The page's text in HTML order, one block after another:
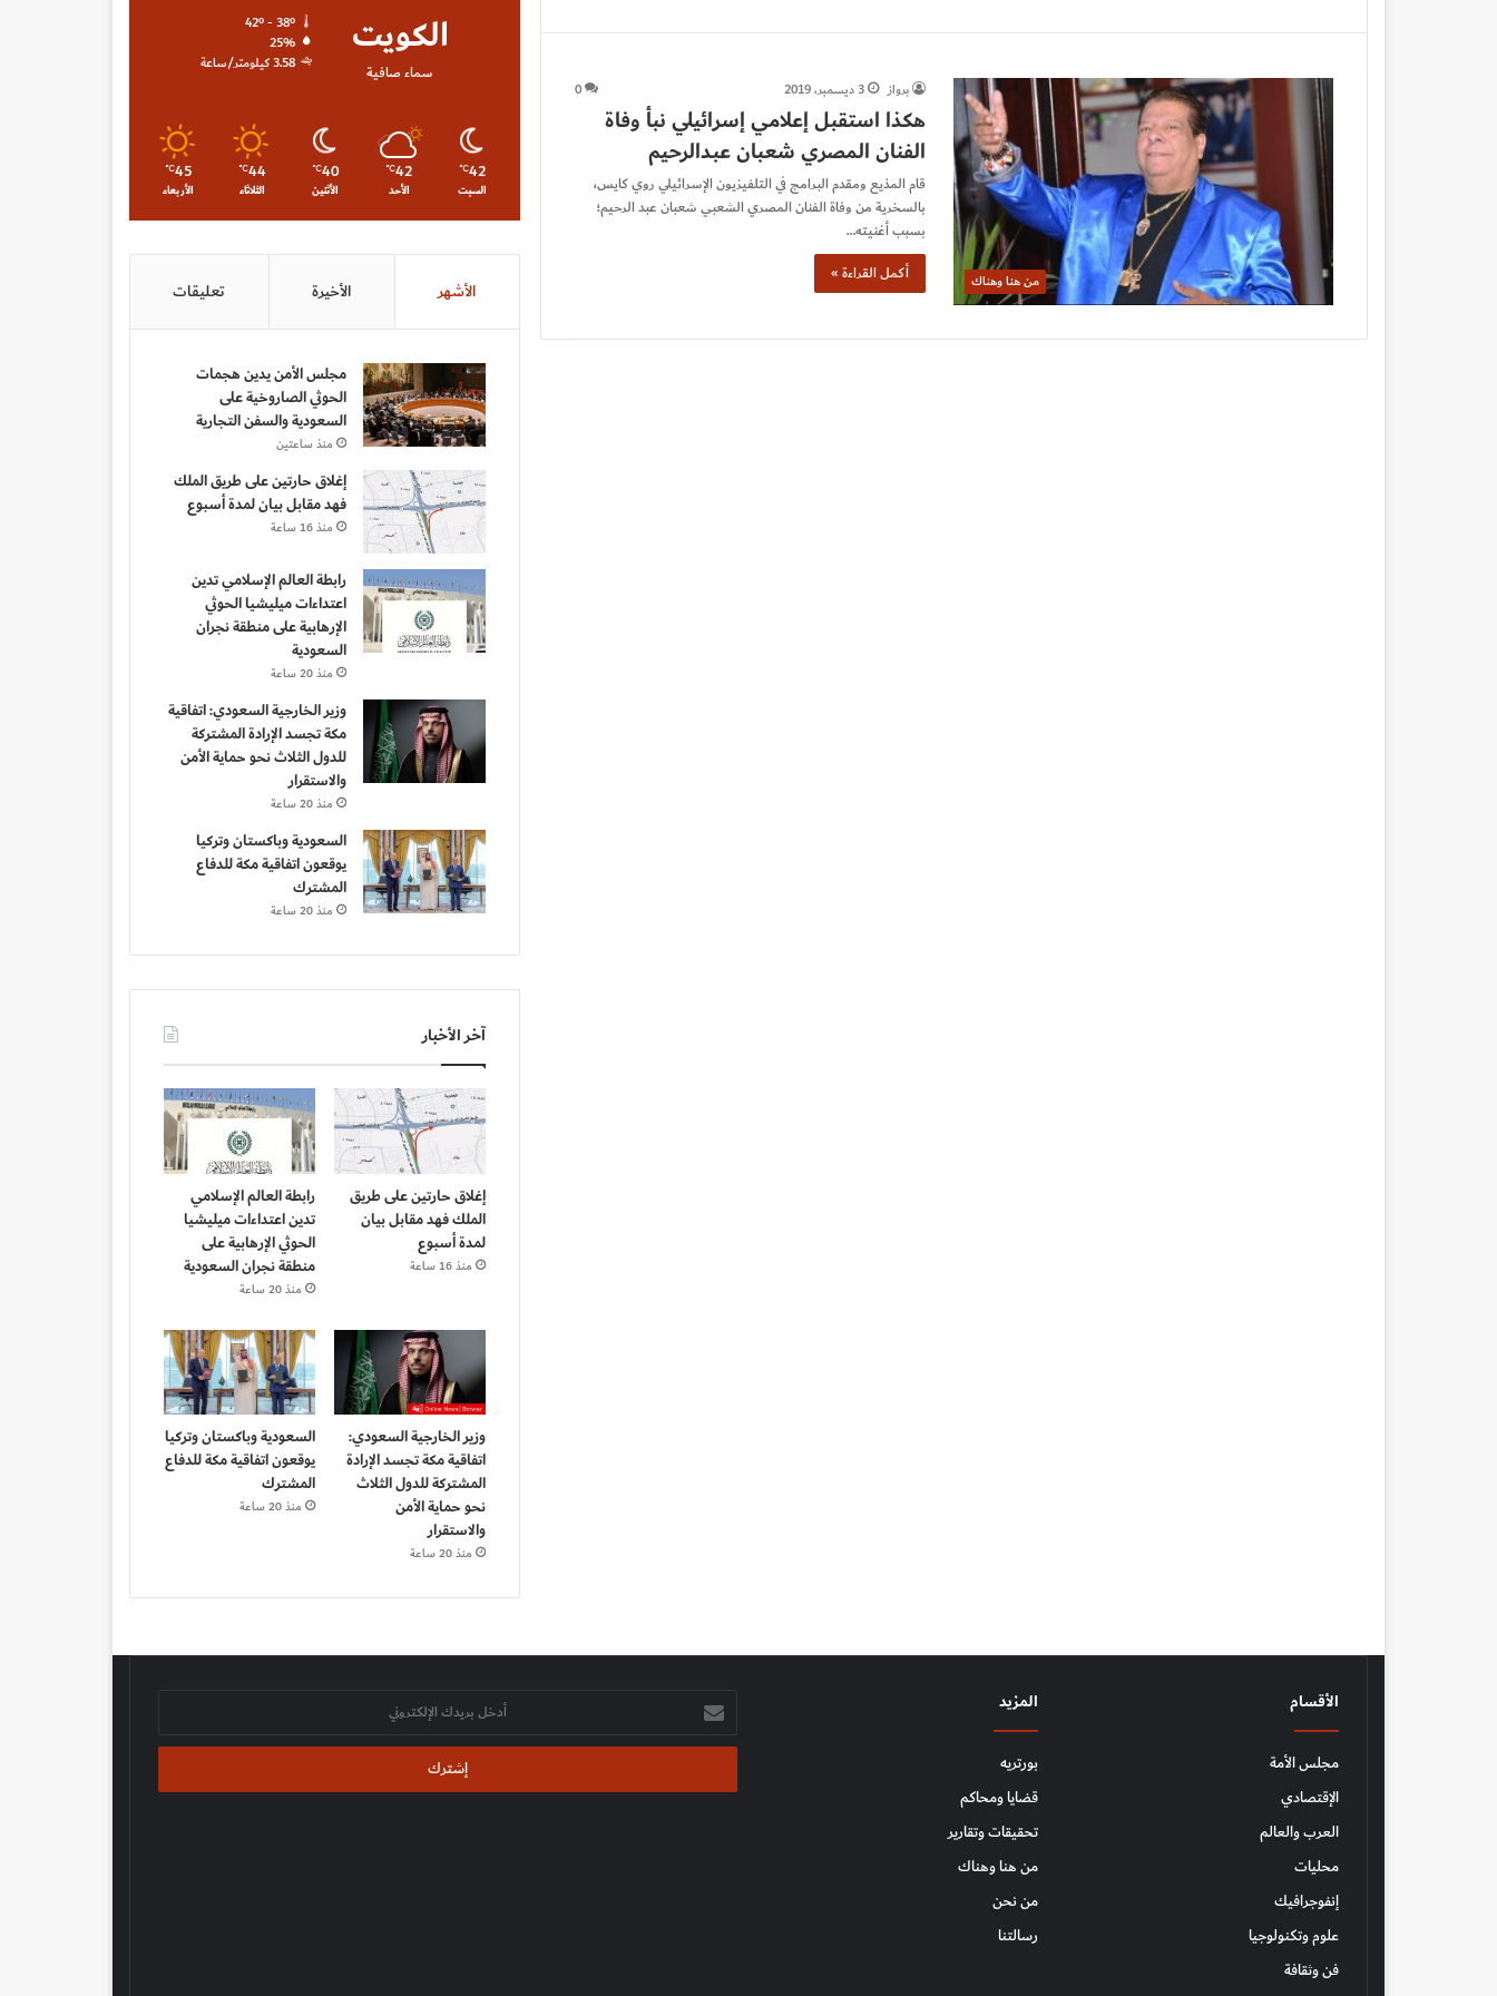
من هنا وهناك
برواز 3 ديسمبر، 2019 0
هكذا استقبل إعلامي إسرائيلي نبأ وفاة
الفنان المصري شعبان عبدالرحيم
قام المذيع ومقدم البرامج في التلفيزيون الإسرائيلي روي كايس،
بالسخرية من وفاة الفنان المصري الشعبي شعبان عبد الرحيم؛
بسبب أغنيته…
أكمل القراءة »
الكويت
سماء صافية
42º - 38º
25%
3.58 كيلومتر/ساعة
42
℃
السبت
42
℃
الأحد
40
℃
الأثنين
44
℃
الثلاثاء
45
℃
الأربعاء
الأشهر الأخيرة تعليقات
مجلس الأمن يدين هجمات
الحوثي الصاروخية على
السعودية والسفن التجارية
منذ ساعتين
إغلاق حارتين على طريق الملك
فهد مقابل بيان لمدة أسبوع
منذ 16 ساعة
رابطة العالم الإسلامي تدين
اعتداءات ميليشيا الحوثي
الإرهابية على منطقة نجران
السعودية
منذ 20 ساعة
وزير الخارجية السعودي: اتفاقية
مكة تجسد الإرادة المشتركة
للدول الثلاث نحو حماية الأمن
والاستقرار
منذ 20 ساعة
السعودية وباكستان وتركيا
يوقعون اتفاقية مكة للدفاع
المشترك
منذ 20 ساعة
آخر الأخبار
إغلاق حارتين على طريق
الملك فهد مقابل بيان
لمدة أسبوع
منذ 16 ساعة
رابطة العالم الإسلامي
تدين اعتداءات ميليشيا
الحوثي الإرهابية على
منطقة نجران السعودية
منذ 20 ساعة
وزير الخارجية السعودي:
اتفاقية مكة تجسد الإرادة
المشتركة للدول الثلاث
نحو حماية الأمن
والاستقرار
منذ 20 ساعة
السعودية وباكستان وتركيا
يوقعون اتفاقية مكة للدفاع
المشترك
منذ 20 ساعة
الأقسام
مجلس الأمة
الإقتصادي
العرب والعالم
محليات
إنفوجرافيك
علوم وتكنولوجيا
فن وثقافة
المزيد
بورتريه
قضايا ومحاكم
تحقيقات وتقارير
من هنا وهناك
من نحن
رسالتنا
أدخل
بريدك
الإلكتروني